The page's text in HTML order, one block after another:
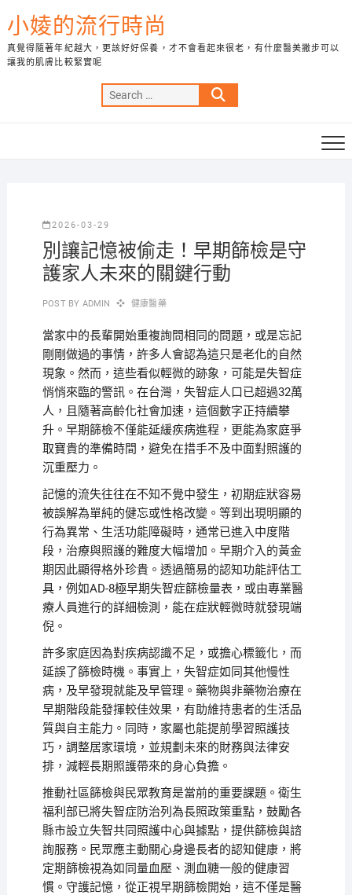
to
content
小婈的流行時尚
真覺得隨著年紀越大，更該好好保養，才不會看起來很老，有什麼醫美撇步可以
讓我的肌膚比較緊實呢
Search
…
2026-03-29
別讓記憶被偷走！早期篩檢是守
護家人未來的關鍵行動
POST BY ADMIN 健康醫藥
當家中的長輩開始重複詢問相同的問題，或是忘記
剛剛做過的事情，許多人會認為這只是老化的自然
現象。然而，這些看似輕微的跡象，可能是失智症
悄悄來臨的警訊。在台灣，失智症人口已超過32萬
人，且隨著高齡化社會加速，這個數字正持續攀
升。早期篩檢不僅能延緩疾病進程，更能為家庭爭
取寶貴的準備時間，避免在措手不及中面對照護的
沉重壓力。
記憶的流失往往在不知不覺中發生，初期症狀容易
被誤解為單純的健忘或性格改變。等到出現明顯的
行為異常、生活功能障礙時，通常已進入中度階
段，治療與照護的難度大幅增加。早期介入的黃金
期因此顯得格外珍貴。透過簡易的認知功能評估工
具，例如AD-8極早期失智症篩檢量表，或由專業醫
療人員進行的詳細檢測，能在症狀輕微時就發現端
倪。
許多家庭因為對疾病認識不足，或擔心標籤化，而
延誤了篩檢時機。事實上，失智症如同其他慢性
病，及早發現就能及早管理。藥物與非藥物治療在
早期階段能發揮較佳效果，有助維持患者的生活品
質與自主能力。同時，家屬也能提前學習照護技
巧，調整居家環境，並規劃未來的財務與法律安
排，減輕長期照護帶來的身心負擔。
推動社區篩檢與民眾教育是當前的重要課題。衛生
福利部已將失智症防治列為長照政策重點，鼓勵各
縣市設立失智共同照護中心與據點，提供篩檢與諮
詢服務。民眾應主動關心身邊長者的認知健康，將
定期篩檢視為如同量血壓、測血糖一般的健康習
慣。守護記憶，從正視早期篩檢開始，這不僅是醫